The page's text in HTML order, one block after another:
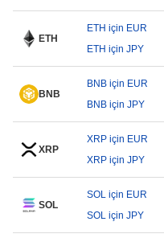
ETH
ETH için EUR
ETH için JPY
BNB
BNB için EUR
BNB için JPY
XRP
XRP için EUR
XRP için JPY
SOL
SOL için EUR
SOL için JPY